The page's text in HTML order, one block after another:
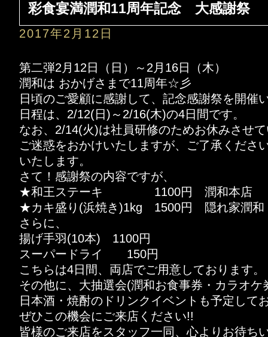
彩食宴満潤和11周年記念 大感謝祭
2017年2月12日
第二弾2月12日（日）～2月16日（木）
潤和は おかげさまで11周年☆彡
日頃のご愛顧に感謝して、記念感謝祭を開催
日程は、2/12(日)～2/16(木)の4日間です。
なお、2/14(火)は社員研修のためお休みさせ
ご迷惑をおかけいたしますが、ご了承くださ
いたします。
さて！感謝祭の内容ですが、
★和王ステーキ 1100円 潤和本店
★カキ盛り(浜焼き)1kg 1500円 隠れ家潤和
さらに、
揚げ手羽(10本) 1100円
スーパードライ 150円
こちらは4日間、両店でご用意しております。
その他に、大抽選会(潤和お食事券・カラオケ
日本酒・焼酎のドリンクイベントも予定して
ぜひこの機会にご来店ください!!
皆様のご来店をスタッフ一同、心よりお待ち